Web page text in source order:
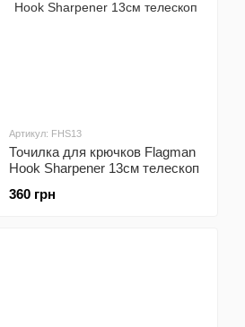
Артикул: FHS13
Точилка для крючков Flagman
Hook Sharpener 13cм телескоп
360 грн